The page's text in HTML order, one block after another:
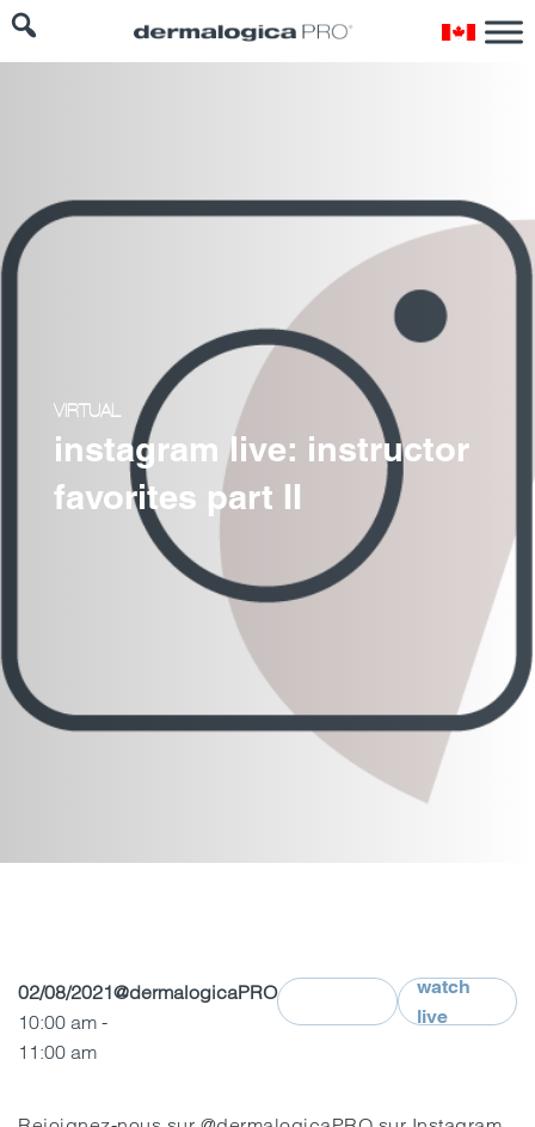
VIRTUAL
instagram live: instructor
favorites part II
02/08/2021
10:00 am -
11:00 am
@dermalogicaPRO
watch
live